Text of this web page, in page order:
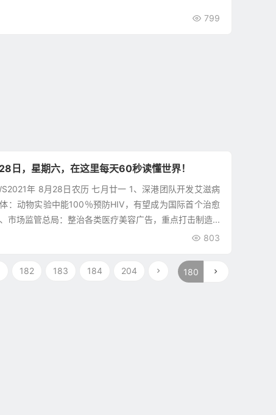
799
日，星期六，在这里每天60秒读懂世界！
年 8月28日农历 七月廿一 1、深港团队开发艾滋病
：动物实验中能100％预防HIV，有望成为国际首个治愈
市场监管总局：整治各类医疗美容广告，重点打击制造...
803
182 183 184 204